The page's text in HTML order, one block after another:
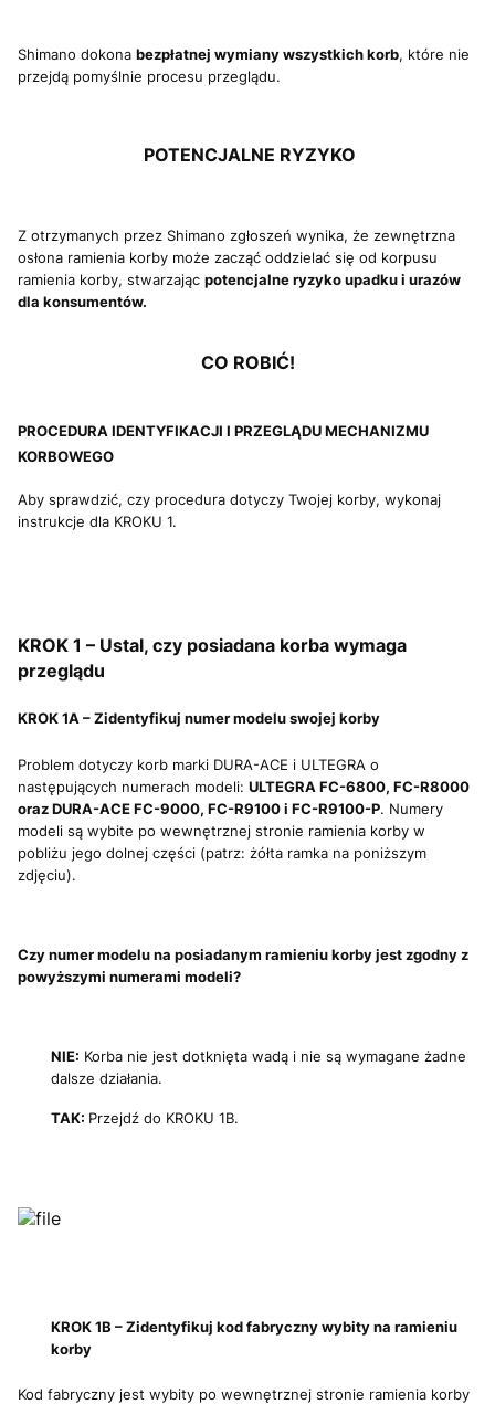
Shimano dokona bezpłatnej wymiany wszystkich korb, które nie
przejdą pomyślnie procesu przeglądu.
POTENCJALNE RYZYKO
Z otrzymanych przez Shimano zgłoszeń wynika, że zewnętrzna
osłona ramienia korby może zacząć oddzielać się od korpusu
ramienia korby, stwarzając potencjalne ryzyko upadku i urazów
dla konsumentów.
CO ROBIĆ!
PROCEDURA IDENTYFIKACJI I PRZEGLĄDU MECHANIZMU
KORBOWEGO
Aby sprawdzić, czy procedura dotyczy Twojej korby, wykonaj
instrukcje dla KROKU 1.
KROK 1 – Ustal, czy posiadana korba wymaga
przeglądu
KROK 1A – Zidentyfikuj numer modelu swojej korby
Problem dotyczy korb marki DURA-ACE i ULTEGRA o
następujących numerach modeli: ULTEGRA FC-6800, FC-R8000
oraz DURA-ACE FC-9000, FC-R9100 i FC-R9100-P. Numery
modeli są wybite po wewnętrznej stronie ramienia korby w
pobliżu jego dolnej części (patrz: żółta ramka na poniższym
zdjęciu).
Czy numer modelu na posiadanym ramieniu korby jest zgodny z
powyższymi numerami modeli?
NIE: Korba nie jest dotknięta wadą i nie są wymagane żadne
dalsze działania.
TAK: Przejdź do KROKU 1B.
KROK 1B – Zidentyfikuj kod fabryczny wybity na ramieniu
korby
Kod fabryczny jest wybity po wewnętrznej stronie ramienia korby